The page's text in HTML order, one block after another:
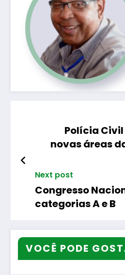
Polícia
novas áreas
Next post
Congresso
categorias A e B
VOCÊ PODE